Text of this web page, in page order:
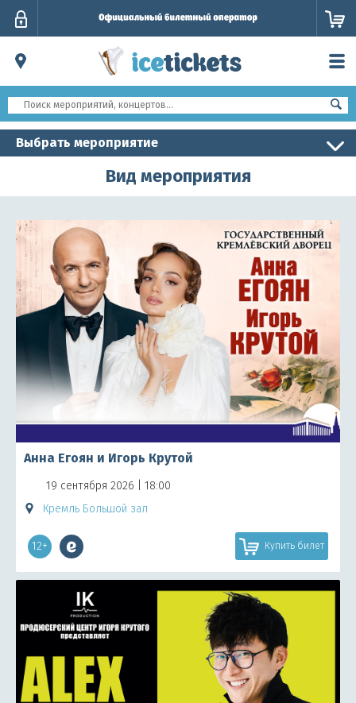
Выбрать мероприятие
Вид мероприятия
Анна Егоян и Игорь Крутой
19 сентября 2026 | 18:00
Кремль Большой зал
12+ Купить билет